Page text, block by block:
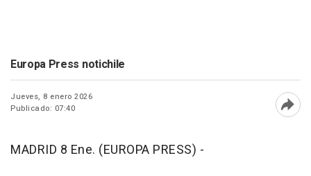
Europa Press notichile
Jueves, 8 enero 2026
Publicado: 07:40
MADRID 8 Ene. (EUROPA PRESS) -